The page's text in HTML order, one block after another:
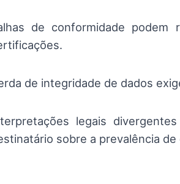
de conformidade podem
de integridade de dados
legais
sobre a prevalência